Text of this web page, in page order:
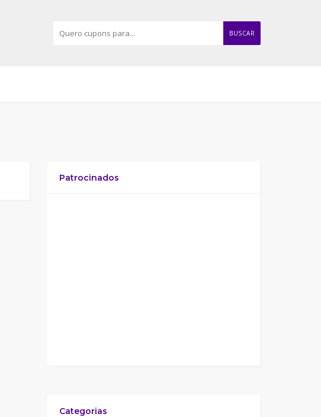
BUSCAR
Patrocinados
Categorias